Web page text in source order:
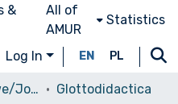
&
All of
AMUR
Statistics
Log In EN PL
Czasopisma naukowe/Journals
Glottodidactica